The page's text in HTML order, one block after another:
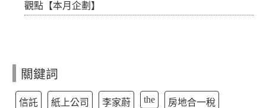
觀點【本月企劃】
關鍵詞
信託 紙上公司 李家蔚 the 房地合一稅